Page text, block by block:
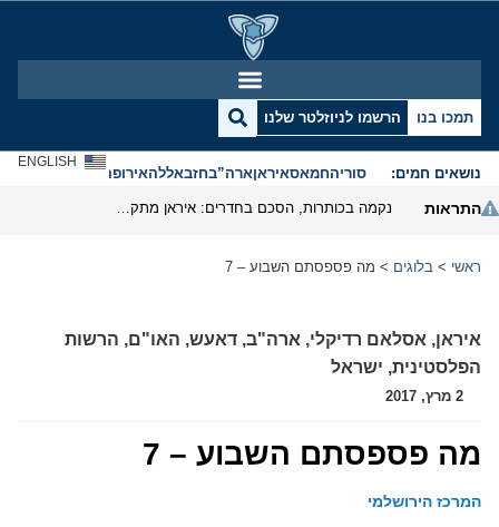
תמכו בנו הרשמו לניוזלטר שלנו
נושאים חמים: סוריהחמאסאיראןארה”בחזבאללהאירופהאנטישמיות
ENGLISH
התראות
ראשי > בלוגים > מה פספסתם השבוע – 7
איראן, אסלאם רדיקלי, ארה"ב, דאעש, האו"ם, הרשות
הפלסטינית, ישראל
2 מרץ, 2017
מה פספסתם השבוע – 7
המרכז הירושלמי